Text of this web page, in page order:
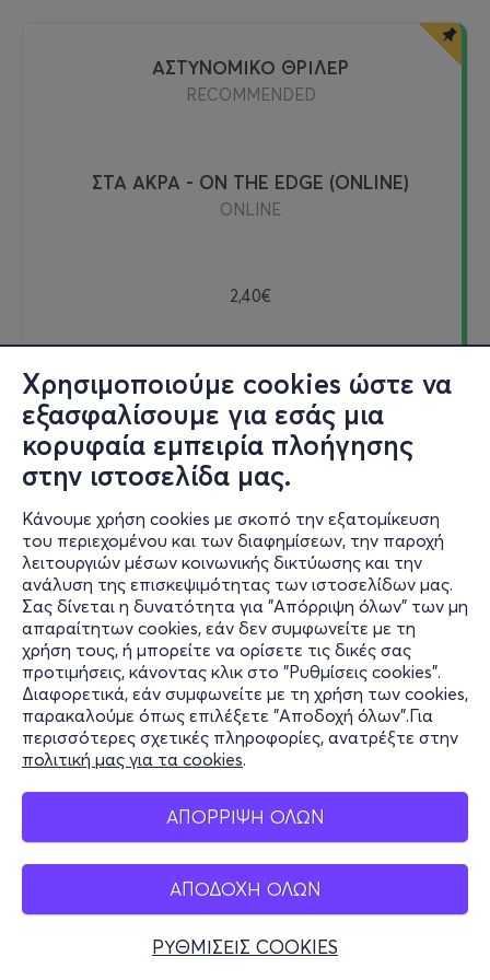
Χρησιμοποιούμε cookies ώστε να
εξασφαλίσουμε για εσάς μια
κορυφαία εμπειρία πλοήγησης
στην ιστοσελίδα μας.
Κάνουμε χρήση cookies με σκοπό την εξατομίκευση
του περιεχομένου και των διαφημίσεων, την παροχή
λειτουργιών μέσων κοινωνικής δικτύωσης και την
ανάλυση της επισκεψιμότητας των ιστοσελίδων μας.
Σας δίνεται η δυνατότητα για "Απόρριψη όλων" των μη
απαραίτητων cookies, εάν δεν συμφωνείτε με τη
χρήση τους, ή μπορείτε να ορίσετε τις δικές σας
προτιμήσεις, κάνοντας κλικ στο "Ρυθμίσεις cookies".
Διαφορετικά, εάν συμφωνείτε με τη χρήση των cookies,
παρακαλούμε όπως επιλέξετε "Αποδοχή όλων".Για
περισσότερες σχετικές πληροφορίες, ανατρέξτε στην
πολιτική μας για τα cookies.
ΑΠΟΡΡΙΨΗ ΟΛΩΝ
ΑΠΟΔΟΧΗ ΟΛΩΝ
ΡΥΘΜΙΣΕΙΣ COOKIES
ΑΣΤΥΝΟΜΙΚΟ ΘΡΙΛΕΡ
RECOMMENDED
ΣΤΑ ΑΚΡΑ - ON THE EDGE (ONLINE)
ONLINE
2,40€
Δείτε online
Εισιτήρια